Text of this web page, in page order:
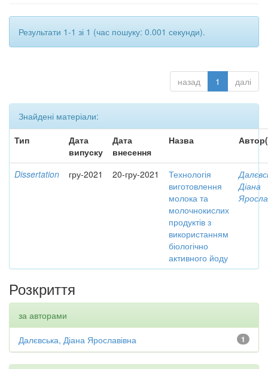
Результати 1-1 зі 1 (час пошуку: 0.001 секунди).
назад 1 далі
Знайдені матеріали:
Тип
Дата
випуску
Дата
внесення
Назва
Dissertation гру-2021 20-гру-2021
Технологія
виготовлення
молока та
молочнокислих
продуктів з
використанням
біологічно
активного йоду
Діана
Розкриття
за авторами
1
Далєвська, Діана Ярославівна